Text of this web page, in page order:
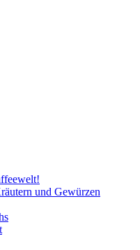
und Gewürzen